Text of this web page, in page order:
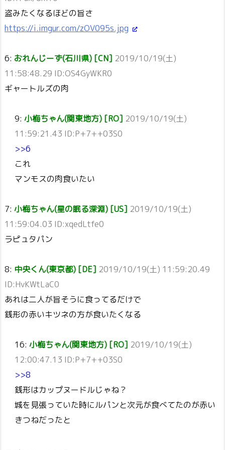
盗みたくなるほどの旨さ
https://i.imgur.com/zOV095s.jpg
6: おれんじーず(石川県) [CN] 2019/10/19(土)
11:58:48.29 ID:OS4GyWKR0
ギャートルズの肉
9: 小梅ちゃん(関東地方) [RO] 2019/10/19(土)
11:59:21.43 ID:P+7++03S0
>>6
これ
マンモスの肉食いたい
7: 小梅ちゃん(星の眠る深淵) [US] 2019/10/19(土)
11:59:04.03 ID:xqedLtfe0
ラピュタパン
8: 中央くん(東京都) [DE] 2019/10/19(土) 11:59:20.49
ID:HvKWtLaC0
あれは二人が旨そうに食ってるだけで
銭形の赤いキツネの方が食いたくなる
16: 小梅ちゃん(関東地方) [RO] 2019/10/19(土)
12:00:47.13 ID:P+7++03S0
>>8
銭形はカップヌードルじゃね？
城を見張っていた時にルパンと次元が食べてたのが赤い
きつねだったと